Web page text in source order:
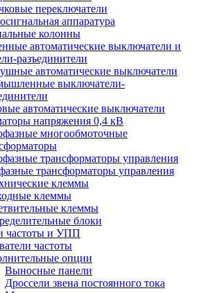
переключатели
аппаратура
колонны
автоматические выключатели и
разъединители
автоматические выключатели
выключатели-
автоматические выключатели
напряжения 0,4 кВ
многообмоточные
трансформаторы управления
трансформаторы управления
клеммы
клеммы
клеммы
блоки
частоты и УПП
частоты
опции
Выносные панели
Дроссели звена постоянного тока